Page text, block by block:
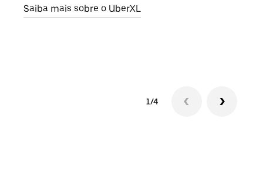
Saiba mais sobre o UberXL
1/4